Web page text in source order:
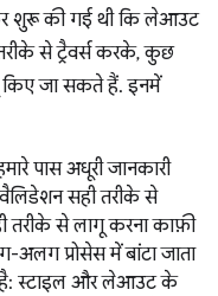
शुरू की गई थी कि लेआउट
से ट्रैवर्स करके, कुछ
जा सकते हैं. इनमें
पास अधूरी जानकारी
सही तरीके से
तरीके से लागू करना काफ़ी
प्रोसेस में बांटा जाता
है: स्टाइल और लेआउट के